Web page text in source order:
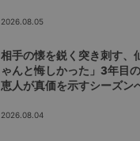
2026.08.05
相手の懐を鋭く突き刺す、
ゃんと悔しかった」3年目
恵人が真価を示すシーズン
2026.08.04